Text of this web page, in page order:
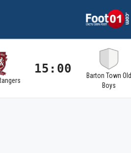
15:00
Barton Town Old
Boys